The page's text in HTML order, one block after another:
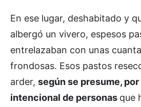
En ese lugar, deshabitado y
albergó un vivero, espesos
entrelazaban con unas
frondosas. Esos pastos
arder, según se presume,
intencional de personas que